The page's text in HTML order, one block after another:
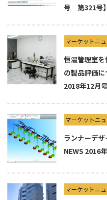
号 第321号】
マーケットニュ
恒温管理室
の製品評価に
2018年12月
マーケットニュ
ランナーデ
NEWS 2016
マーケットニュ